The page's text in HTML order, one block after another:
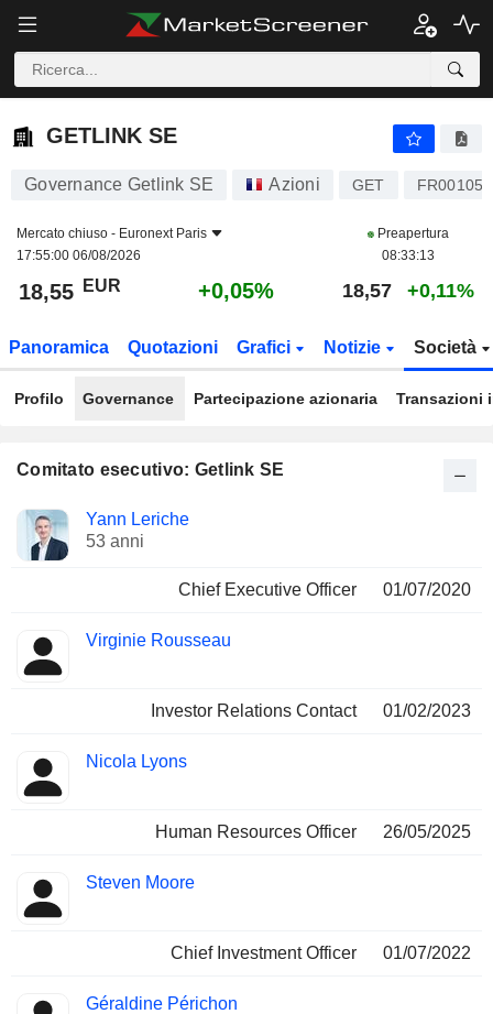
GETLINK SE
GETLINK SE
Governance Getlink SE Azioni GET
Mercato chiuso - Euronext Paris
17:55:00 06/08/2026
Preapertura
08:33:13
18,55 EUR +0,05% 18,57 +0,11%
Panoramica Quotazioni Grafici Notizie Società
Profilo Governance Partecipazione azionaria Transazioni
Comitato esecutivo: Getlink SE
Manager
Posizioni
ricoperte
Yann Leriche
53 anni
Chief Executive Officer 01/07/2020
Virginie Rousseau
Investor Relations Contact 01/02/2023
Nicola Lyons
Human Resources Officer 26/05/2025
Steven Moore
Chief Investment Officer 01/07/2022
Géraldine Périchon